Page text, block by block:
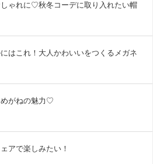
ゃれに♡秋冬コーデに取り入れたい帽
はこれ！大人かわいいをつくるメガネ
がねの魅力♡
アで楽しみたい！